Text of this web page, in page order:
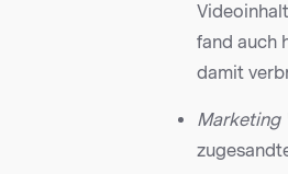
fand auch
damit
Marketing